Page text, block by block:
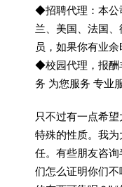
◆招聘代理：本公
兰、美国、法国
员，如果你有业
◆校园代理，报酬
务 为您服务 专业
只不过有一点希
特殊的性质。我
任。有些朋友咨
们怎么证明你们不